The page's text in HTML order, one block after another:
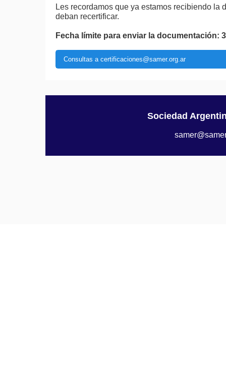
Les recordamos que ya estamos recibiendo
deban recertificar.
Fecha límite para enviar la documentación:
Consultas a certificaciones@samer.org.ar
Sociedad